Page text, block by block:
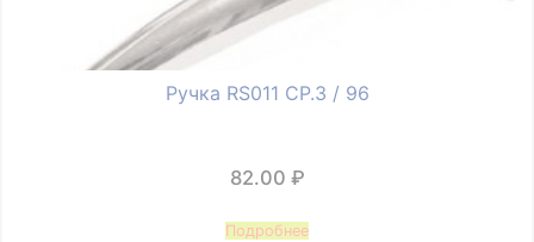
Ручка RS011 CP.3 / 96
82.00 ₽
Подробнее